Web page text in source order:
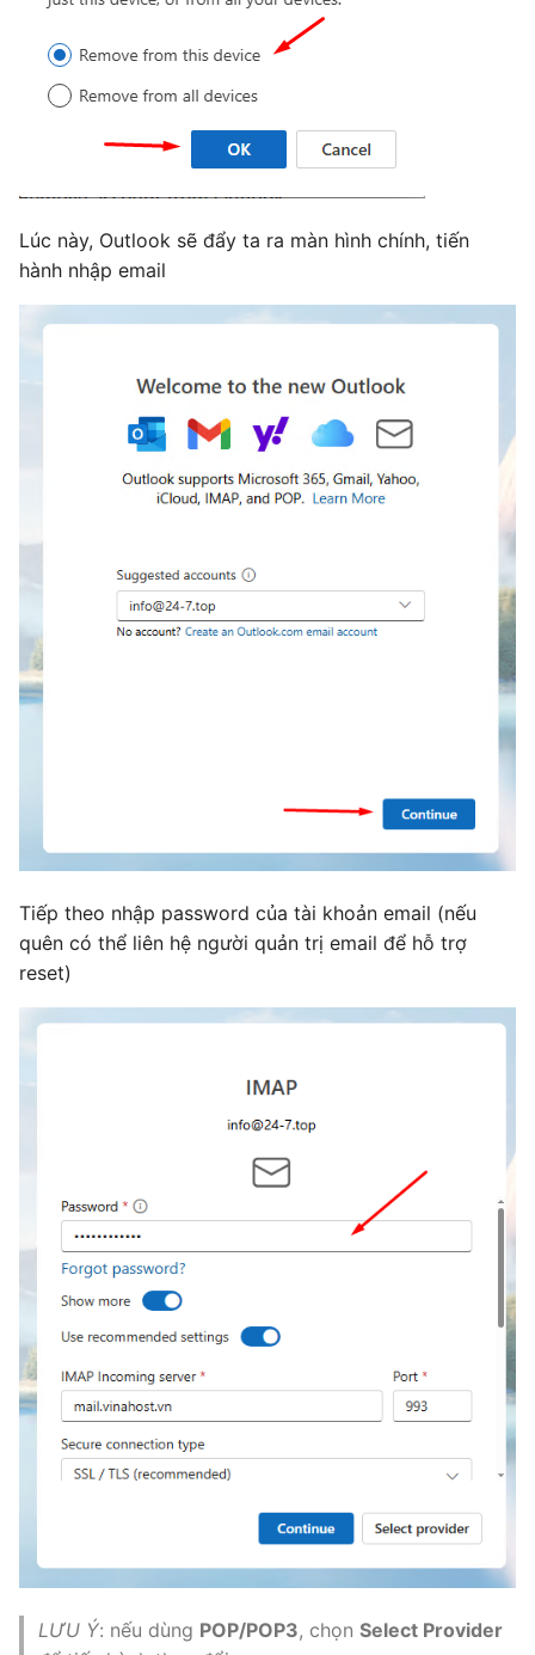
Lúc này, Outlook sẽ đẩy ta ra màn hình chính, tiến
hành nhập email
Tiếp theo nhập password của tài khoản email (nếu
quên có thể liên hệ người quản trị email để hỗ trợ
reset)
LƯU Ý: nếu dùng POP/POP3, chọn Select Provider